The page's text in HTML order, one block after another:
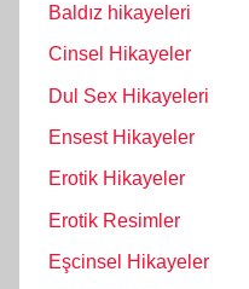
Baldız hikayeleri
Cinsel Hikayeler
Dul Sex Hikayeleri
Ensest Hikayeler
Erotik Hikayeler
Erotik Resimler
Eşcinsel Hikayeler